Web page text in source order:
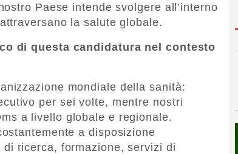
Paese intende svolgere all’interno
la salute globale.
di questa candidatura nel contesto
mondiale della sanità:
per sei volte, mentre nostri
a livello globale e regionale.
a disposizione
di ricerca, formazione, servizi di